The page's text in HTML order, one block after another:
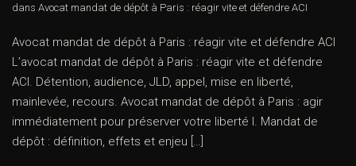
dans Avocat mandat de dépôt à Paris : réagir vite et défendre ACI
Avocat mandat de dépôt à Paris : réagir vite et défendre ACI
L’avocat mandat de dépôt à Paris : réagir vite et défendre
ACI. Détention, audience, JLD, appel, mise en liberté,
mainlevée, recours. Avocat mandat de dépôt à Paris : agir
immédiatement pour préserver votre liberté I. Mandat de
dépôt : définition, effets et enjeu […]